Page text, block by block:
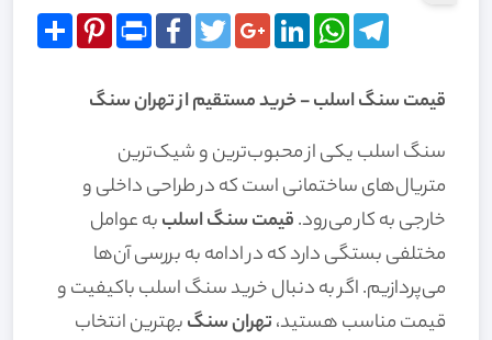
Share
Pinterest Print
FacebookTwitterGoogle+LinkedIn
WhatsAppTelegram
قیمت سنگ اسلب - خرید مستقیم از تهران سنگ
سنگ اسلب یکی از محبوب‌ترین و شیک‌ترین
متریال‌های ساختمانی است که در طراحی داخلی و
خارجی به کار می‌رود.قیمت سنگ اسلببه عوامل
مختلفی بستگی دارد که در ادامه به بررسی آن‌ها
می‌پردازیم. اگر به دنبال خرید سنگ اسلب باکیفیت و
قیمت مناسب هستید،تهران سنگبهترین انتخاب